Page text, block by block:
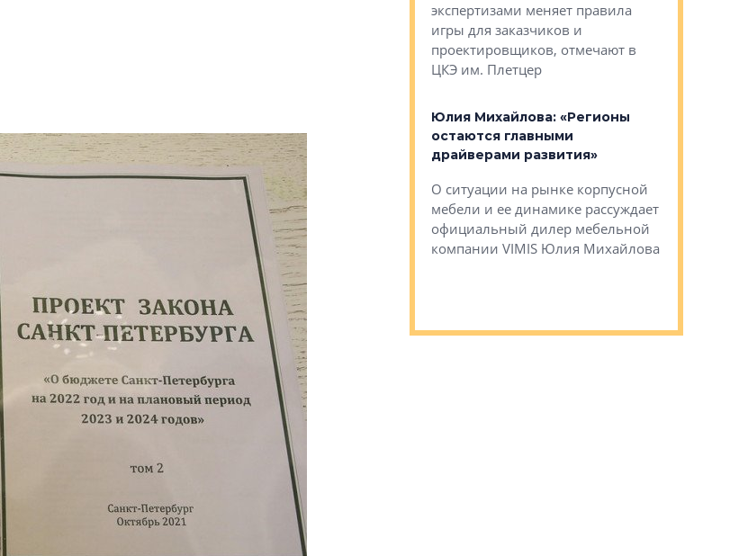
Конкуренцию выиграют те
апарты, которые еще больше
приблизятся к гостиничному
уровню сервиса, уверены в УК
КЕЙПОРТ
экспертизами меняет правила
игры для заказчиков и
проектировщиков, отмечают в
ЦКЭ им. Плетцер
Юлия Михайлова: «Регионы
остаются главными
драйверами развития»
О ситуации на рынке корпусной
мебели и ее динамике рассуждает
официальный дилер мебельной
компании VIMIS Юлия Михайлова